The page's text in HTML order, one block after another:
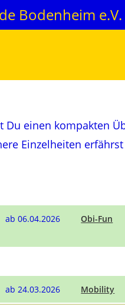
Bodenheim e.V.
Du einen kompakten
Einzelheiten
ab 06.04.2026 Obi-Fun
ab 24.03.2026 Mobility